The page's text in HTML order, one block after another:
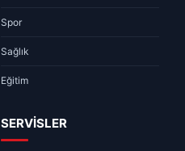
Spor
Sağlık
Eğitim
SERVİSLER